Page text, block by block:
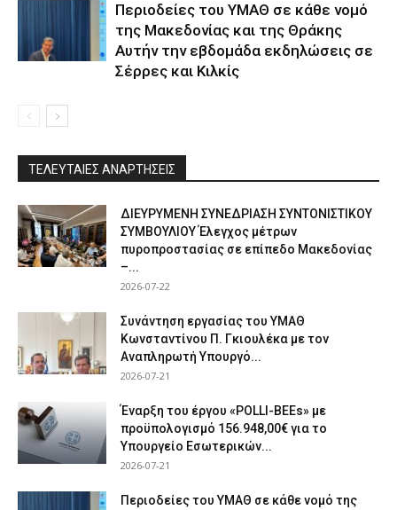
Περιοδείες του ΥΜΑΘ σε κάθε νομό
της Μακεδονίας και της Θράκης
Αυτήν την εβδομάδα εκδηλώσεις σε
Σέρρες και Κιλκίς
ΤΕΛΕΥΤΑΙΕΣ ΑΝΑΡΤΗΣΕΙΣ
ΔΙΕΥΡΥΜΕΝΗ ΣΥΝΕΔΡΙΑΣΗ ΣΥΝΤΟΝΙΣΤΙΚΟΥ
ΣΥΜΒΟΥΛΙΟΥ Έλεγχος μέτρων
πυροπροστασίας σε επίπεδο Μακεδονίας
–...
2026-07-22
Συνάντηση εργασίας του ΥΜΑΘ
Κωνσταντίνου Π. Γκιουλέκα με τον
Αναπληρωτή Υπουργό...
2026-07-21
Έναρξη του έργου «POLLI-BEEs» με
προϋπολογισμό 156.948,00€ για το
Υπουργείο Εσωτερικών...
2026-07-21
Περιοδείες του ΥΜΑΘ σε κάθε νομό της